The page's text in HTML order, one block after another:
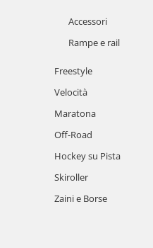
Accessori
Rampe e rail
Freestyle
Velocità
Maratona
Off-Road
Hockey su Pista
Skiroller
Zaini e Borse